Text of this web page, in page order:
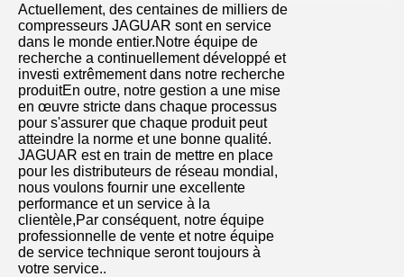
Actuellement, des centaines de milliers de
compresseurs JAGUAR sont en service
dans le monde entier.Notre équipe de
recherche a continuellement développé et
investi extrêmement dans notre recherche
produitEn outre, notre gestion a une mise
en œuvre stricte dans chaque processus
pour s'assurer que chaque produit peut
atteindre la norme et une bonne qualité.
JAGUAR est en train de mettre en place
pour les distributeurs de réseau mondial,
nous voulons fournir une excellente
performance et un service à la
clientèle,Par conséquent, notre équipe
professionnelle de vente et notre équipe
de service technique seront toujours à
votre service..